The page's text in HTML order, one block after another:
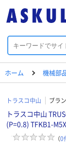
ホーム 機械部
トラスコ中山 ブラン
トラスコ中山
(P=0.8) TFKB1-
（0